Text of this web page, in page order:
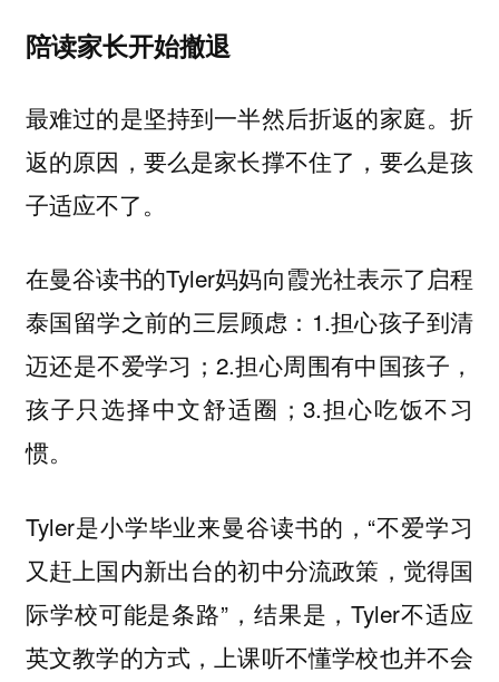
陪读家长开始撤退
最难过的是坚持到一半然后折返的家庭。折
返的原因，要么是家长撑不住了，要么是孩
子适应不了。
在曼谷读书的Tyler妈妈向霞光社表示了启程
泰国留学之前的三层顾虑：1.担心孩子到清
迈还是不爱学习；2.担心周围有中国孩子，
孩子只选择中文舒适圈；3.担心吃饭不习
惯。
Tyler是小学毕业来曼谷读书的，“不爱学习
又赶上国内新出台的初中分流政策，觉得国
际学校可能是条路”，结果是，Tyler不适应
英文教学的方式，上课听不懂学校也并不会